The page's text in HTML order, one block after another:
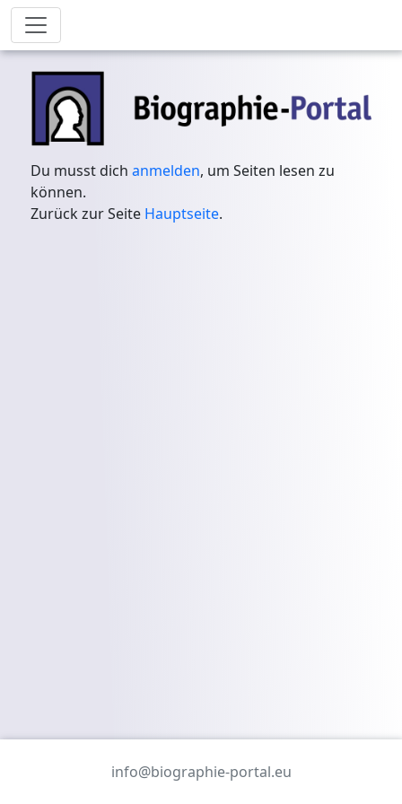
Du musst dichanmelden, um Seiten lesen zu
können.
Zurück zur Seite Hauptseite.
info@biographie-portal.eu